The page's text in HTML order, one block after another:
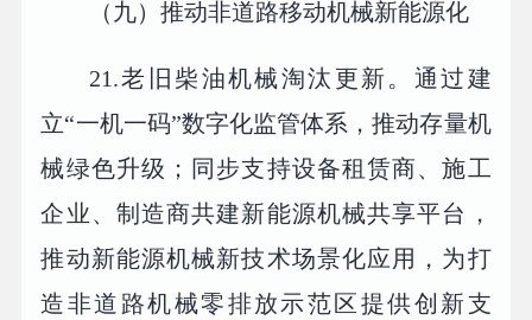
（九）推动非道路移动机械新能源化
21.老旧柴油机械淘汰更新。通过建
立“一机一码”数字化监管体系，推动存量机
械绿色升级；同步支持设备租赁商、施工
企业、制造商共建新能源机械共享平台，
推动新能源机械新技术场景化应用，为打
造非道路机械零排放示范区提供创新支